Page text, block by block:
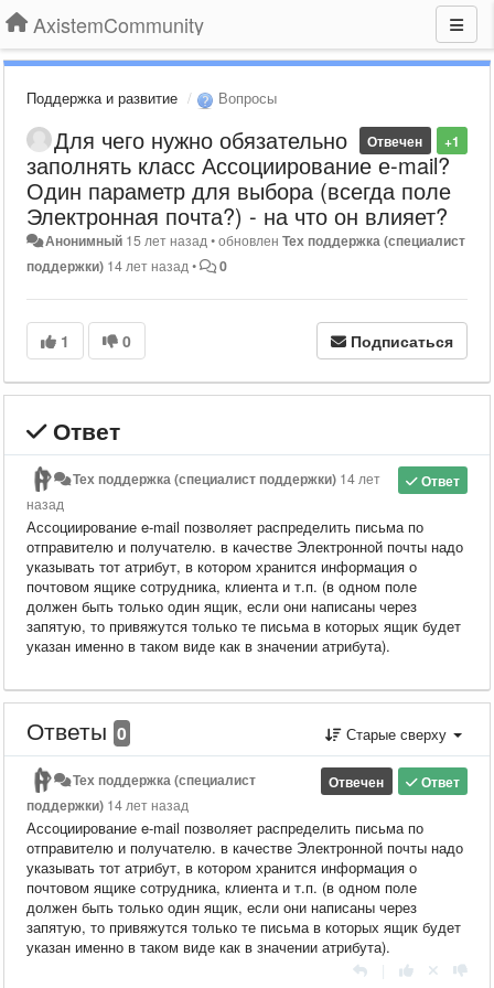
AxistemCommunity
Поддержка и развитие Вопросы
+1
Отвечен
Для чего нужно обязательно
заполнять класс Ассоциирование е-mail?
Один параметр для выбора (всегда поле
Электронная почта?) - на что он влияет?
Анонимный 15 лет назад •обновленТех поддержка (специалист
поддержки) 14 лет назад • 0
1 0 Подписаться
Ответ
Ответ
Тех поддержка (специалист поддержки) 14 лет
назад
Ассоциирование e-mail позволяет распределить письма по
отправителю и получателю. в качестве Электронной почты надо
указывать тот атрибут, в котором хранится информация о
почтовом ящике сотрудника, клиента и т.п. (в одном поле
должен быть только один ящик, если они написаны через
запятую, то привяжутся только те письма в которых ящик будет
указан именно в таком виде как в значении атрибута).
Ответы 0 Старые сверху
Ответ
Отвечен
Тех поддержка (специалист
поддержки) 14 лет назад
Ассоциирование e-mail позволяет распределить письма по
отправителю и получателю. в качестве Электронной почты надо
указывать тот атрибут, в котором хранится информация о
почтовом ящике сотрудника, клиента и т.п. (в одном поле
должен быть только один ящик, если они написаны через
запятую, то привяжутся только те письма в которых ящик будет
указан именно в таком виде как в значении атрибута).